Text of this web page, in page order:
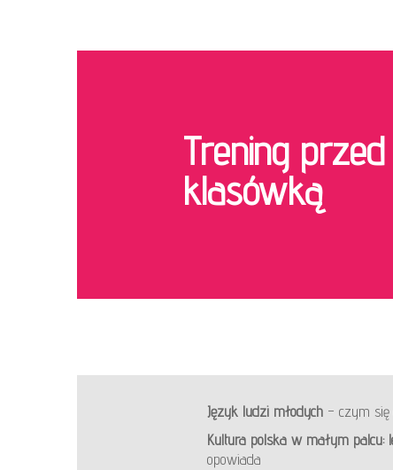
Trening przed
klasówką
Język ludzi młodych – czym
Kultura polska w małym palcu:
opowiada